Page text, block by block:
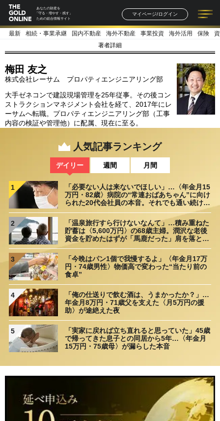
あなたの財産を
「守る・増やす・残す」
ための総合情報サイト
マイページ/ログイン
記事一覧 連載一覧
著者一覧 書籍一覧
最新 相続・事業承継 国内不動産 海外不動産 事業投資 海外活用 保険
著者詳細
梅田 友之
株式会社レーサム プロパティエンジニアリング部
大手ゼネコンで建設現場管理を25年従事。その後コン
ストラクションマネジメント会社を経て、2017年にレ
ーサムへ転職。プロパティエンジニアリング部（工事
内容の検証や管理他）に配属、現在に至る。
人気記事ランキング
デイリー 週間 月間
1
「必要ない人は来ないでほしい」…〈年金月15
万円・82歳〉病院の“常連おばあちゃん”に向け
られた20代会社員の本音。それでも通い続ける
2
「温泉旅行すら行けないなんて」…積み重ねた
貯蓄は〈5,600万円〉の68歳主婦。潤沢な老後
資金を貯めたはずが「馬鹿だった」肩を落とす
3
「今晩はパン1個で我慢するよ」〈年金月17万
円・74歳男性〉物価高で変わった“当たり前の
食卓”
4
「俺の仕送りで飲む酒は、うまかったか？」…
年金月8万円・71歳父を支えた〈月5万円の援
助〉が途絶えた夜
5
「実家に戻れば立ち直れると思っていた」45歳
で帰ってきた息子との同居から5年…〈年金月
15万円・75歳母〉が漏らした本音